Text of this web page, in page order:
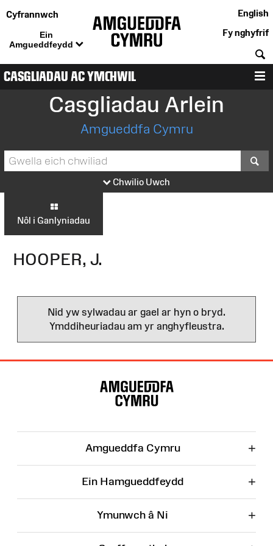
Cyfrannwch
Ein
Amgueddfeydd
English
Fy nghyfrif
CASGLIADAU AC YMCHWIL
Casgliadau Arlein
Amgueddfa Cymru
Chwilio Uwch
Nôl i Ganlyniadau
HOOPER, J.
Nid yw sylwadau ar gael ar hyn o bryd.
Ymddiheuriadau am yr anghyfleustra.
Amgueddfa Cymru +
Ein Hamgueddfeydd +
Ymunwch â Ni +